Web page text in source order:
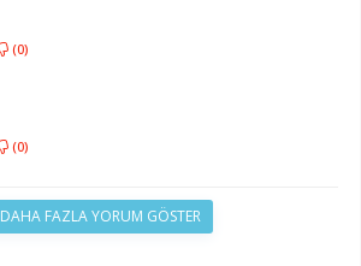
(0)
(0)
DAHA FAZLA YORUM GÖSTER